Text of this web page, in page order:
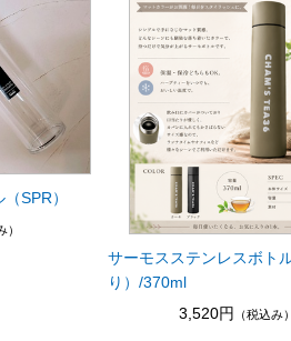
SPR）
）
サーモスステンレスボト
り）/370ml
3,520円
（税込み）